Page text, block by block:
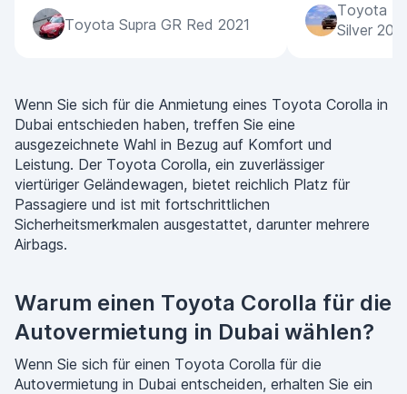
Toyota Supra GR Red 2021
Toyota
Silver
Wenn Sie sich für die Anmietung eines Toyota Corolla in
Dubai entschieden haben, treffen Sie eine
ausgezeichnete Wahl in Bezug auf Komfort und
Leistung. Der Toyota Corolla, ein zuverlässiger
viertüriger Geländewagen, bietet reichlich Platz für
Passagiere und ist mit fortschrittlichen
Sicherheitsmerkmalen ausgestattet, darunter mehrere
Airbags.
Warum einen Toyota Corolla für die
Autovermietung in Dubai wählen?
Wenn Sie sich für einen Toyota Corolla für die
Autovermietung in Dubai entscheiden, erhalten Sie ein